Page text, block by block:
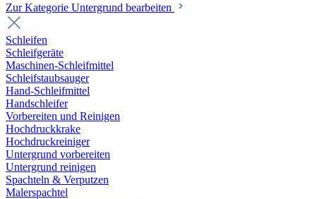
Zur Kategorie Untergrund bearbeiten
Schleifen
Schleifgeräte
Maschinen-Schleifmittel
Schleifstaubsauger
Hand-Schleifmittel
Handschleifer
Vorbereiten und Reinigen
Hochdruckkrake
Hochdruckreiniger
Untergrund vorbereiten
Untergrund reinigen
Spachteln & Verputzen
Malerspachtel